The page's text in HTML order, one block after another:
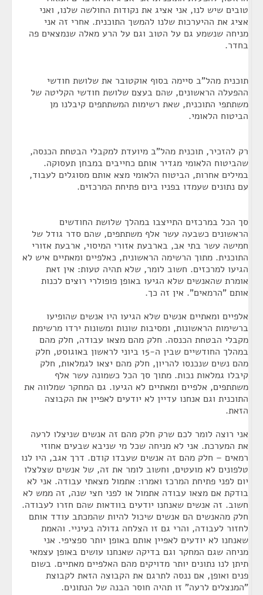
טובים שיש לנו, אני אציג את נקודות החולשה שלנו, ואני
אציג את ההיערכות שלנו להמשך התוכנית. אחרי זה אני
מניחה שנשמע גם על הטוב וגם על הרע מאלה שנמצאים פה
בחדר.
תוכנית מהל"ב סיימה בסוף אוקטובר את שלושת חודשי
ההפעלה הראשונים, שהם בעצם שלושת חודשי הקליטה של
משתתפי התוכנית, שאת רשימות המשתתפים קיבלנו מן
הביטוח הלאומי.
רק להזכיר, תוכנית מהל"ב מיועדת למקבלי הבטחת הכנסה,
שהביטוח הלאומי מגדיר אותם כחייבים במבחן תעסוקה.
במילים אחרות, הביטוח הלאומי מצא אותם מסוגלים לעבוד,
עם נתונים שעמדו בפניו ביום פתיחת המרכזים.
סך הכל במרכזים התייצבו במהלך שלושת החודשים
הראשונים כשבעה עשר אלף משתתפים, שהם סדר גודל של
חמישה עשר בתי אב, בארבעת אזורי המיסוי, ארבעת אזורי
התוכנית. מתוך הרשימה הראשונית, כאלפיים ומאתיים איש לא
הגיעו למרכזים. חשוב לומר, שלא תהיה טעות: אין זאת
אומרת שהאנשים שלא הגיעו באופן פופולרי רוצים לכנות
אותם "הרמאים". אין זה כך.
אלפיים ומאתיים אנשים שלא הגיעו היו אנשים שהופיעו
ברשימות הראשונות, ומסיבות שונות ומשונות ירדו מרשימת
מקבלי הבטחת הכנסה. חלק מהם מצאו עבודה, חלק מהם
במהלך החודשיים שבין ה-15 ביוני לראשון באוגוסט, חלק
מהם נשים שנכנסו להריון, חלק מהם יצאו לגמלאות, חלק
קיבלו גמלאות נכות. מתוך סך הכל כשמונה עשר אלף
משתתפים, אלפיים ומאתיים לא הגיעו. גם המחקר שמלווה את
התוכנית וגם אנחנו עדיין לא יודעים לאפיין את הקבוצה
הזאת.
אני רוצה לומר לכם שרק חלק מהם זה אנשים שניצלו לרעה
את המערכת. אני לא מניחה שכל מי שניבא שבעים אחוזי
רמאים – חלק מהם זה אנשים שעבדו קודם. דרך אגב, היו לנו
טלפונים לא מועטים, וחשוב לומר את זה, של אנשים שצלצלו
יום לפני פתיחת המרכז ואמרו: אתמול מצאתי עבודה. אני לא
בודקת אם מצאו עבודה אתמול או לפני חצי שנה, זה ממש לא
חשוב. זה אנשים שאנחנו יודעים בוודאות שהם חזרו לעבודה.
חלק מהאנשים הם אנשים שיכול להיות שהמכתב עודד אותם
לחזור לעבודה, והרי גם זו הצלחה גדולה בעיניי. והאמת
שאנחנו לא יודעים לאפיין אותם באופן יותר ספציפי. אני
מניחה שגם המחקר וגם בדיקה שאנחנו עושים באופן עצמאי
תיתן לנו נתונים יותר מדויקים מהם האלפיים מאתיים. בשום
פנים ואופן, אם ננסה לתרגם את הקבוצה הזאת לקבוצת
"המנצלים לרעה" זו תהיה חוסר הבנה של הנתונים.